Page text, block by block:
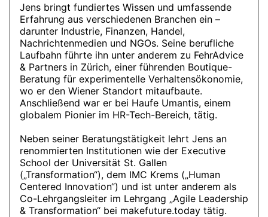
Jens bringt fundiertes Wissen und umfassende
Erfahrung aus verschiedenen Branchen ein –
darunter Industrie, Finanzen, Handel,
Nachrichtenmedien und NGOs. Seine berufliche
Laufbahn führte ihn unter anderem zu FehrAdvice
& Partners in Zürich, einer führenden Boutique-
Beratung für experimentelle Verhaltensökonomie,
wo er den Wiener Standort mitaufbaute.
Anschließend war er bei Haufe Umantis, einem
globalem Pionier im HR-Tech-Bereich, tätig.
Neben seiner Beratungstätigkeit lehrt Jens an
renommierten Institutionen wie der Executive
School der Universität St. Gallen
(„Transformation“), dem IMC Krems („Human
Centered Innovation“) und ist unter anderem als
Co-Lehrgangsleiter im Lehrgang „Agile Leadership
& Transformation“ bei makefuture.today tätig.